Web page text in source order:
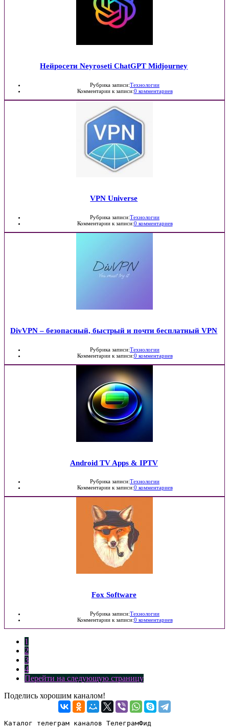
Нейросети Neyroseti ChatGPT Midjourney
Рубрика записи:Технологии
Комментарии к записи:0 комментариев
VPN Universe
Рубрика записи:Технологии
Комментарии к записи:0 комментариев
DivVPN – безопасный, быстрый и почти бесплатный VPN
Рубрика записи:Технологии
Комментарии к записи:0 комментариев
Android TV Apps & IPTV
Рубрика записи:Технологии
Комментарии к записи:0 комментариев
Fox Software
Рубрика записи:Технологии
Комментарии к записи:0 комментариев
1
2
3
4
Перейти на следующую страницу
Поделись хорошим каналом!
Каталог телеграм каналов ТелеграмФид